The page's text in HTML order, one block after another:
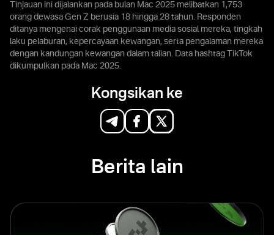
Tinjauan ini dijalankan pada bulan Mac 2025 melibatkan 1,753
orang dewasa Gen Z berusia 18 hingga 28 tahun. Responden
ditanya mengenai corak penggunaan media sosial mereka, tingkah
laku pelaburan, kepercayaan kewangan, serta pengalaman mereka
dengan kandungan kewangan dalam talian. Data hashtag TikTok
dikumpulkan pada Mac 2025.
Kongsikan ke
Berita lain